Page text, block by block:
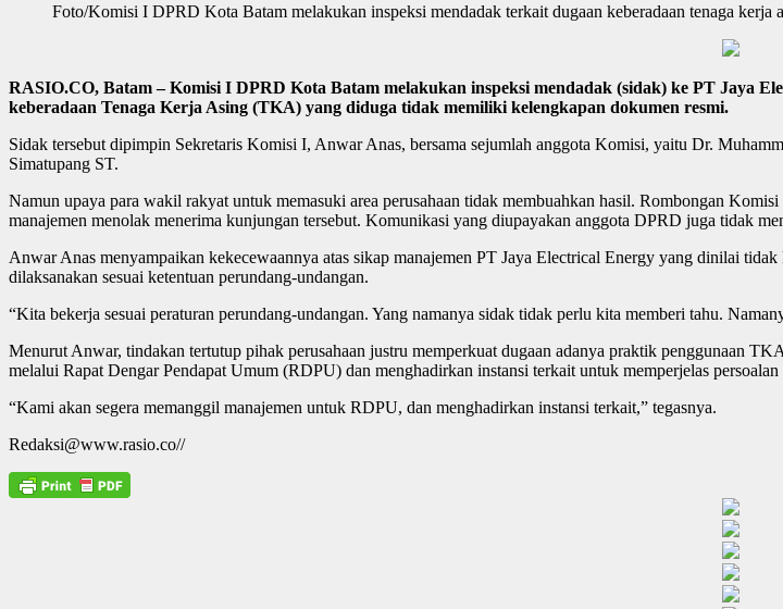
Foto/Komisi I DPRD Kota Batam melakukan inspeksi mendadak terkait dugaan keberadaan tenaga
RASIO.CO, Batam – Komisi I DPRD Kota Batam melakukan inspeksi mendadak (sidak) ke PT Jaya
keberadaan Tenaga Kerja Asing (TKA) yang diduga tidak memiliki kelengkapan dokumen resmi.
Sidak tersebut dipimpin Sekretaris Komisi I, Anwar Anas, bersama sejumlah anggota Komisi, yaitu Dr.
Simatupang ST.
Namun upaya para wakil rakyat untuk memasuki area perusahaan tidak membuahkan hasil. Rombongan
manajemen menolak menerima kunjungan tersebut. Komunikasi yang diupayakan anggota DPRD juga tidak
Anwar Anas menyampaikan kekecewaannya atas sikap manajemen PT Jaya Electrical Energy yang dinilai
dilaksanakan sesuai ketentuan perundang-undangan.
“Kita bekerja sesuai peraturan perundang-undangan. Yang namanya sidak tidak perlu kita memberi tahu.
Menurut Anwar, tindakan tertutup pihak perusahaan justru memperkuat dugaan adanya praktik penggunaan
melalui Rapat Dengar Pendapat Umum (RDPU) dan menghadirkan instansi terkait untuk memperjelas persoalan
“Kami akan segera memanggil manajemen untuk RDPU, dan menghadirkan instansi terkait,” tegasnya.
Redaksi@www.rasio.co//